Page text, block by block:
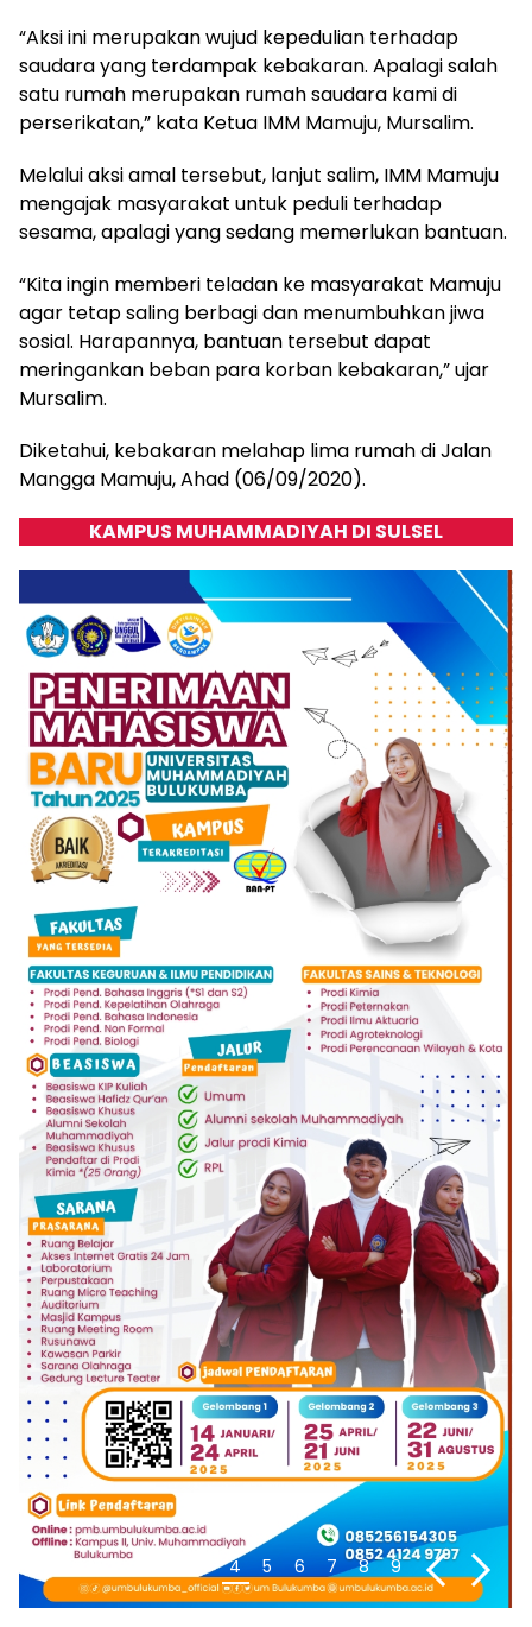
“Aksi ini merupakan wujud kepedulian terhadap
saudara yang terdampak kebakaran. Apalagi salah
satu rumah merupakan rumah saudara kami di
perserikatan,” kata Ketua IMM Mamuju, Mursalim.
Melalui aksi amal tersebut, lanjut salim, IMM Mamuju
mengajak masyarakat untuk peduli terhadap
sesama, apalagi yang sedang memerlukan bantuan.
“Kita ingin memberi teladan ke masyarakat Mamuju
agar tetap saling berbagi dan menumbuhkan jiwa
sosial. Harapannya, bantuan tersebut dapat
meringankan beban para korban kebakaran,” ujar
Mursalim.
Diketahui, kebakaran melahap lima rumah di Jalan
Mangga Mamuju, Ahad (06/09/2020).
KAMPUS MUHAMMADIYAH DI SULSEL
3 4 5 6 7 8 9